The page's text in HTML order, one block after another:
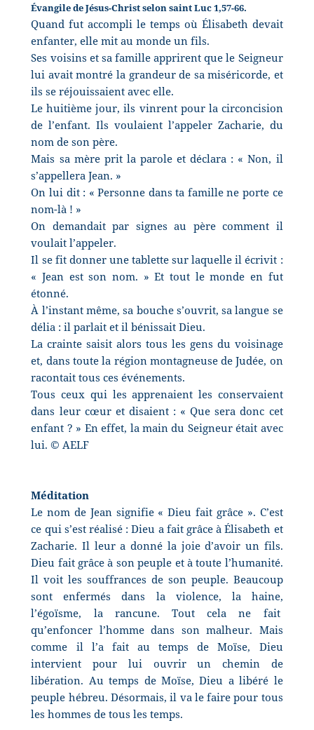
Évangile de Jésus-Christ selon saint Luc 1,57-66.
Quand fut accompli le temps où Élisabeth devait
enfanter, elle mit au monde un fils.
Ses voisins et sa famille apprirent que le Seigneur
lui avait montré la grandeur de sa miséricorde, et
ils se réjouissaient avec elle.
Le huitième jour, ils vinrent pour la circoncision
de l’enfant. Ils voulaient l’appeler Zacharie, du
nom de son père.
Mais sa mère prit la parole et déclara : « Non, il
s’appellera Jean. »
On lui dit : « Personne dans ta famille ne porte ce
nom-là ! »
On demandait par signes au père comment il
voulait l’appeler.
Il se fit donner une tablette sur laquelle il écrivit :
« Jean est son nom. » Et tout le monde en fut
étonné.
À l’instant même, sa bouche s’ouvrit, sa langue se
délia : il parlait et il bénissait Dieu.
La crainte saisit alors tous les gens du voisinage
et, dans toute la région montagneuse de Judée, on
racontait tous ces événements.
Tous ceux qui les apprenaient les conservaient
dans leur cœur et disaient : « Que sera donc cet
enfant ? » En effet, la main du Seigneur était avec
lui. © AELF
Méditation
Le nom de Jean signifie « Dieu fait grâce ». C’est
ce qui s’est réalisé : Dieu a fait grâce à Élisabeth et
Zacharie. Il leur a donné la joie d’avoir un fils.
Dieu fait grâce à son peuple et à toute l’humanité.
Il voit les souffrances de son peuple. Beaucoup
sont enfermés dans la violence, la haine,
l’égoïsme, la rancune. Tout cela ne fait
qu’enfoncer l’homme dans son malheur. Mais
comme il l’a fait au temps de Moïse, Dieu
intervient pour lui ouvrir un chemin de
libération. Au temps de Moïse, Dieu a libéré le
peuple hébreu. Désormais, il va le faire pour tous
les hommes de tous les temps.